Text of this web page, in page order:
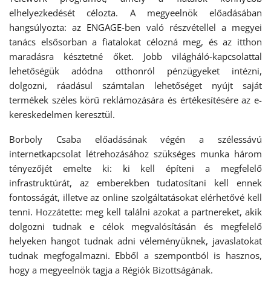
elhelyezkedését célozta. A megyeelnök előadásában
hangsúlyozta: az ENGAGE-ben való részvétellel a megyei
tanács elsősorban a fiatalokat célozná meg, és az itthon
maradásra késztetné őket. Jobb világháló-kapcsolattal
lehetőségük adódna otthonról pénzügyeket intézni,
dolgozni, ráadásul számtalan lehetőséget nyújt saját
termékek széles körű reklámozására és értékesítésére az e-
kereskedelmen keresztül.
Borboly Csaba előadásának végén a szélessávú
internetkapcsolat létrehozásához szükséges munka három
tényezőjét emelte ki: ki kell építeni a megfelelő
infrastruktúrát, az emberekben tudatosítani kell ennek
fontosságát, illetve az online szolgáltatásokat elérhetővé kell
tenni. Hozzátette: meg kell találni azokat a partnereket, akik
dolgozni tudnak e célok megvalósításán és megfelelő
helyeken hangot tudnak adni véleményüknek, javaslatokat
tudnak megfogalmazni. Ebből a szempontból is hasznos,
hogy a megyeelnök tagja a Régiók Bizottságának.